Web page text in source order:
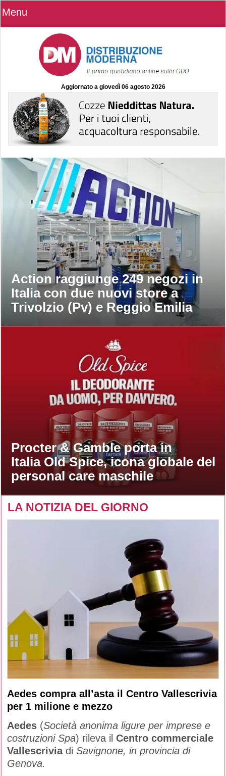
Menu
Aggiornato a giovedì 06 agosto 2026
Action raggiunge 249 negozi in
Italia con due nuovi store a
Trivolzio (Pv) e Reggio Emilia
Procter & Gamble porta in
Italia Old Spice, icona globale del
personal care maschile
LA NOTIZIA DEL GIORNO
Aedes compra all’asta il Centro Vallescrivia
per 1 milione e mezzo
Aedes (Società anonima ligure per imprese e
costruzioni Spa) rileva il Centro commerciale
Vallescriviadi Savignone, in provincia di
Genova.